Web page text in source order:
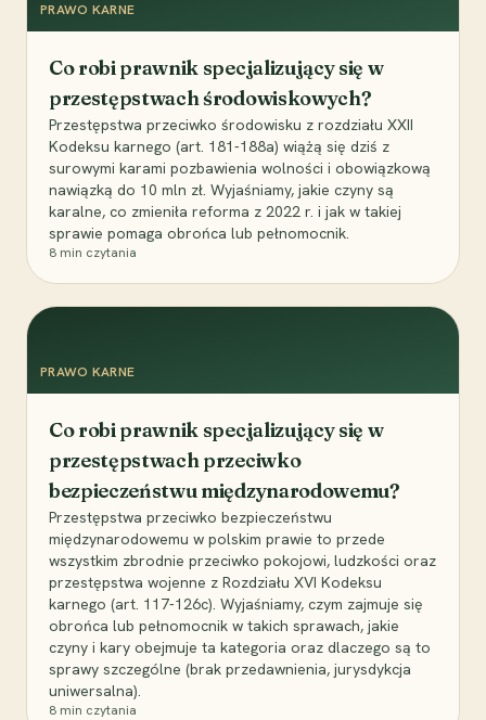
PRAWO KARNE
Co robi prawnik specjalizujący się w
przestępstwach środowiskowych?
Przestępstwa przeciwko środowisku z rozdziału XXII
Kodeksu karnego (art. 181-188a) wiążą się dziś z
surowymi karami pozbawienia wolności i obowiązkową
nawiązką do 10 mln zł. Wyjaśniamy, jakie czyny są
karalne, co zmieniła reforma z 2022 r. i jak w takiej
sprawie pomaga obrońca lub pełnomocnik.
8 min czytania
PRAWO KARNE
Co robi prawnik specjalizujący się w
przestępstwach przeciwko
bezpieczeństwu międzynarodowemu?
Przestępstwa przeciwko bezpieczeństwu
międzynarodowemu w polskim prawie to przede
wszystkim zbrodnie przeciwko pokojowi, ludzkości oraz
przestępstwa wojenne z Rozdziału XVI Kodeksu
karnego (art. 117-126c). Wyjaśniamy, czym zajmuje się
obrońca lub pełnomocnik w takich sprawach, jakie
czyny i kary obejmuje ta kategoria oraz dlaczego są to
sprawy szczególne (brak przedawnienia, jurysdykcja
uniwersalna).
8 min czytania